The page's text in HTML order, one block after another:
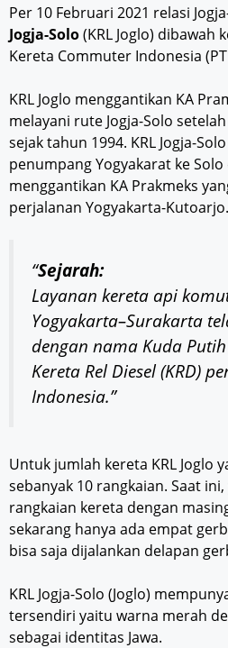
Per 10 Februari 2021 relasi
Jogja-Solo(KRL Joglo) dibawah
Kereta Commuter Indonesia (PT
KRL Joglo menggantikan KA
melayani rute Jogja-Solo
sejak tahun 1994. KRL Jogja-
penumpang Yogyakarat ke
menggantikan KA Prakmeks
perjalanan Yogyakarta-Kutoarjo.
“Sejarah:
Layanan kereta api
Yogyakarta–Surakarta
dengan nama Kuda
Kereta Rel Diesel (KRD)
Indonesia.”
Untuk jumlah kereta KRL Joglo
sebanyak 10 rangkaian. Saat
rangkaian kereta dengan
sekarang hanya ada empat
bisa saja dijalankan delapan
KRL Jogja-Solo (Joglo)
tersendiri yaitu warna merah
sebagai identitas Jawa.